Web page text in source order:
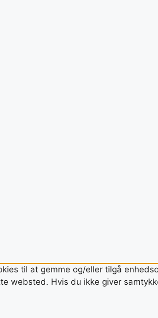
til at gemme og/eller tilgå
websted. Hvis du ikke giver